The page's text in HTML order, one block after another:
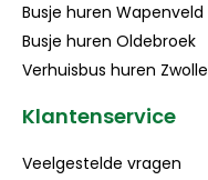
Busje huren Wapenveld
Busje huren Oldebroek
Verhuisbus huren Zwolle
Klantenservice
Veelgestelde vragen